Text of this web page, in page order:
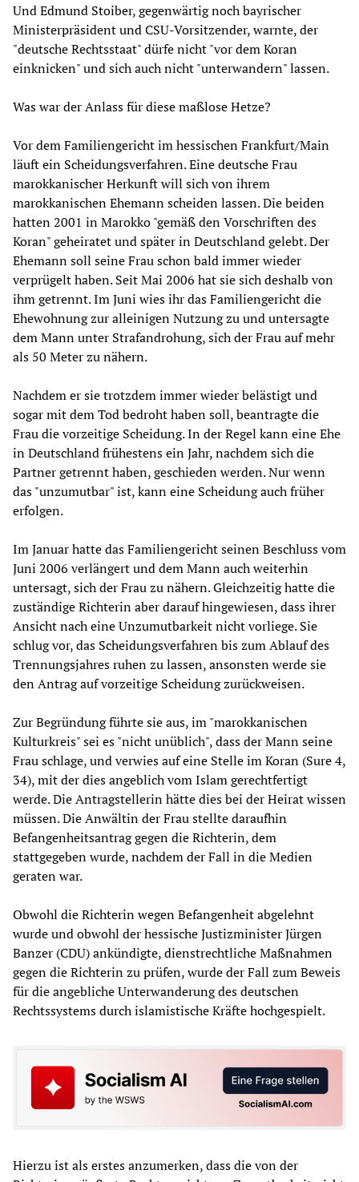
Und Edmund Stoiber, gegenwärtig noch bayrischer
Ministerpräsident und CSU-Vorsitzender, warnte, der
"deutsche Rechtsstaat" dürfe nicht "vor dem Koran
einknicken" und sich auch nicht "unterwandern" lassen.
Was war der Anlass für diese maßlose Hetze?
Vor dem Familiengericht im hessischen Frankfurt/Main
läuft ein Scheidungsverfahren. Eine deutsche Frau
marokkanischer Herkunft will sich von ihrem
marokkanischen Ehemann scheiden lassen. Die beiden
hatten 2001 in Marokko "gemäß den Vorschriften des
Koran" geheiratet und später in Deutschland gelebt. Der
Ehemann soll seine Frau schon bald immer wieder
verprügelt haben. Seit Mai 2006 hat sie sich deshalb von
ihm getrennt. Im Juni wies ihr das Familiengericht die
Ehewohnung zur alleinigen Nutzung zu und untersagte
dem Mann unter Strafandrohung, sich der Frau auf mehr
als 50 Meter zu nähern.
Nachdem er sie trotzdem immer wieder belästigt und
sogar mit dem Tod bedroht haben soll, beantragte die
Frau die vorzeitige Scheidung. In der Regel kann eine Ehe
in Deutschland frühestens ein Jahr, nachdem sich die
Partner getrennt haben, geschieden werden. Nur wenn
das "unzumutbar" ist, kann eine Scheidung auch früher
erfolgen.
Im Januar hatte das Familiengericht seinen Beschluss vom
Juni 2006 verlängert und dem Mann auch weiterhin
untersagt, sich der Frau zu nähern. Gleichzeitig hatte die
zuständige Richterin aber darauf hingewiesen, dass ihrer
Ansicht nach eine Unzumutbarkeit nicht vorliege. Sie
schlug vor, das Scheidungsverfahren bis zum Ablauf des
Trennungsjahres ruhen zu lassen, ansonsten werde sie
den Antrag auf vorzeitige Scheidung zurückweisen.
Zur Begründung führte sie aus, im "marokkanischen
Kulturkreis" sei es "nicht unüblich", dass der Mann seine
Frau schlage, und verwies auf eine Stelle im Koran (Sure 4,
34), mit der dies angeblich vom Islam gerechtfertigt
werde. Die Antragstellerin hätte dies bei der Heirat wissen
müssen. Die Anwältin der Frau stellte daraufhin
Befangenheitsantrag gegen die Richterin, dem
stattgegeben wurde, nachdem der Fall in die Medien
geraten war.
Obwohl die Richterin wegen Befangenheit abgelehnt
wurde und obwohl der hessische Justizminister Jürgen
Banzer (CDU) ankündigte, dienstrechtliche Maßnahmen
gegen die Richterin zu prüfen, wurde der Fall zum Beweis
für die angebliche Unterwanderung des deutschen
Rechtssystems durch islamistische Kräfte hochgespielt.
Hierzu ist als erstes anzumerken, dass die von der